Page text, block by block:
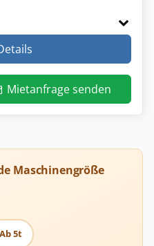
Mietanfrage senden
Maschinengröße
Ab 5t